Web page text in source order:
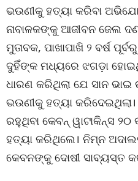
ଭଉଣୀକୁ ହତ୍ୟା କରିବା
ନାବାଳକଙ୍କୁ ଆଜୀବନ ଜେଲ
ମୁତାବକ, ପାଖାପାଖି ୨ ବର୍ଷ
ଦୁହିଁଙ୍କ ମଧ୍ୟରେ ଝଗଡ଼ା
ଧାରଣ କରିଥିଲା ଯେ ସାନ
ଭଉଣୀକୁ ହତ୍ୟା
ରହୁଥିବା କେବନ୍ ୱାଟାକିନ୍ସ
ହତ୍ୟା କରିଥିଲେ। ନିମ୍ନ
କେବନଙ୍କୁ ଦୋଷୀ ସାବ୍ୟସ୍ତ